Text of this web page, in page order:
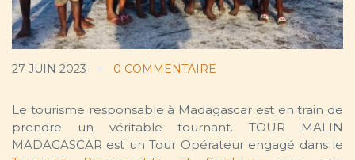
27 JUIN 2023 0 COMMENTAIRE
Le tourisme responsable à Madagascar est en train de
prendre un véritable tournant. TOUR MALIN
MADAGASCAR est un Tour Opérateur engagé dans le